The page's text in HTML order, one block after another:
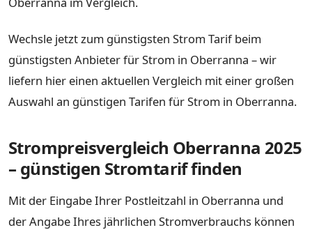
Wechsle jetzt zum günstigsten Strom Tarif beim
günstigsten Anbieter für Strom in Oberranna – wir
liefern hier einen aktuellen Vergleich mit einer großen
Auswahl an günstigen Tarifen für Strom in Oberranna.
Strompreisvergleich Oberranna 2025
– günstigen Stromtarif finden
Mit der Eingabe Ihrer Postleitzahl in Oberranna und
der Angabe Ihres jährlichen Stromverbrauchs können